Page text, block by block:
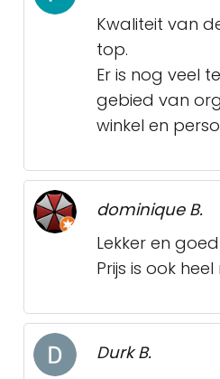
Kwaliteit van
top.
Er is nog veel
gebied van
winkel en
dominique B.
Lekker en
Prijs is ook
Durk B.